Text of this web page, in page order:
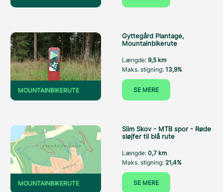
MOUNTAINBIKERUTE
Gyttegård Plantage,
Mountainbikerute
Længde: 9,5 km
Maks. stigning: 13,9%
SE MERE
MOUNTAINBIKERUTE
Siim Skov - MTB spor - Røde
sløjfer til blå rute
Længde: 0,7 km
Maks. stigning: 21,4%
SE MERE